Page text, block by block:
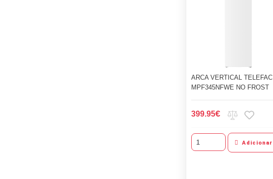
ARCA VERTICAL TELEFAC
MPF345NFWE NO FROST
399.95€
Adicionar